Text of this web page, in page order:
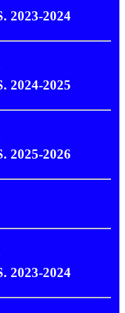
2023-2024
2024-2025
2025-2026
2023-2024